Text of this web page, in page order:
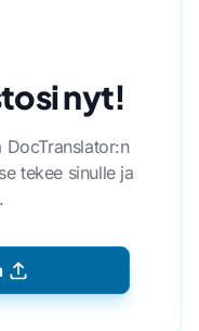
nyt!
DocTranslator:n
tekee sinulle ja